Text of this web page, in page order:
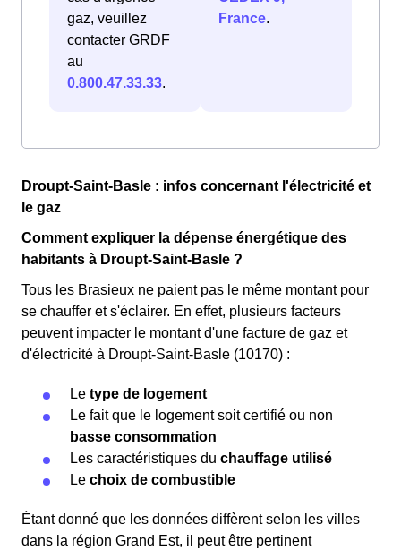
gaz, veuillez
contacter GRDF
au
0.800.47.33.33.
France.
Droupt-Saint-Basle : infos concernant l'électricité et
le gaz
Comment expliquer la dépense énergétique des
habitants à Droupt-Saint-Basle ?
Tous les Brasieux ne paient pas le même montant pour
se chauffer et s'éclairer. En effet, plusieurs facteurs
peuvent impacter le montant d'une facture de gaz et
d'électricité à Droupt-Saint-Basle (10170) :
Le type de logement
Le fait que le logement soit certifié ou non
basse consommation
Les caractéristiques du chauffage utilisé
Le choix de combustible
Étant donné que les données diffèrent selon les villes
dans la région Grand Est, il peut être pertinent